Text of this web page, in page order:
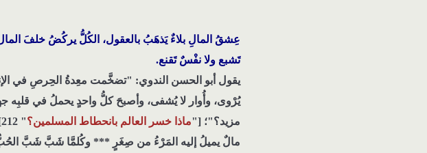
عِشقُ المالِ بلاءٌ يَذهَبُ بالعقول، الكُلُّ يركُضُ خلفَ المال
تَشبع ولا نفْسٌ تَقنع.
يقول أبو الحسن الندوي: "تضخَّمت معِدةُ الحِرصِ في
يُرْوى، وأُوار لا يُشفى، وأصبحَ كلُّ واحدٍ يحملُ في قلبِه
مزيد؟"؛ ["ماذا خسر العالم بانحطاط المسلمين؟" 212].
مالٌ يميلُ إليه المَرْءُ من صِغَرٍ *** وكُلمَّا شَبَّ شَبَّ